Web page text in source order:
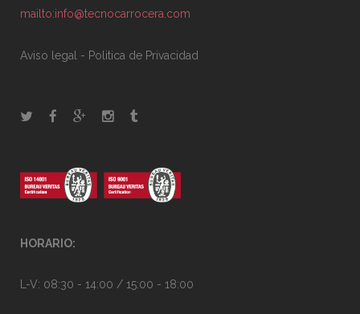
mailto:info@tecnocarrocera.com
Aviso legal - Politica de Privacidad
HORARIO:
L-V: 08:30 - 14:00 / 15:00 - 18:00